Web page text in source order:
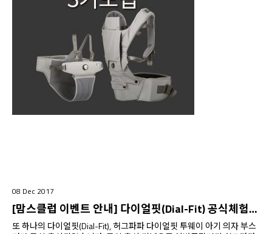
08 Dec 2017
[맘스클럽 이벤트 안내] 다이얼핏(Dial-Fit) 공식체험단 파파크루 3기 모집!!
또 하나의 다이얼핏(Dial-Fit), 허그파파 다이얼핏 투웨이 아기 의자 부스